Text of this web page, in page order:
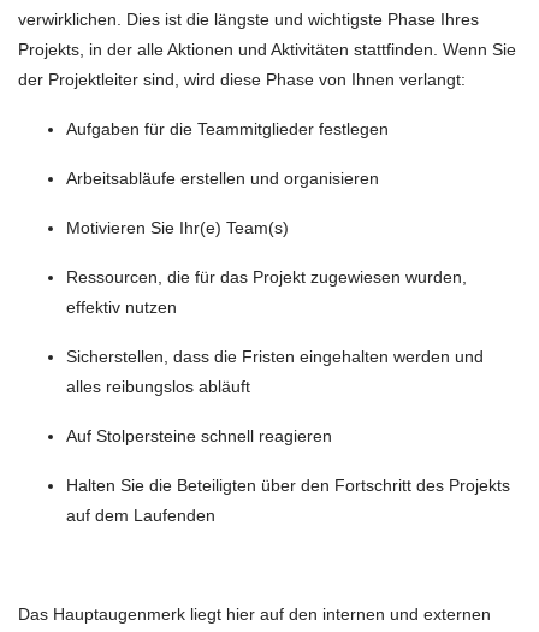
verwirklichen. Dies ist die längste und wichtigste Phase Ihres
Projekts, in der alle Aktionen und Aktivitäten stattfinden. Wenn Sie
der Projektleiter sind, wird diese Phase von Ihnen verlangt:
Aufgaben für die Teammitglieder festlegen
Arbeitsabläufe erstellen und organisieren
Motivieren Sie Ihr(e) Team(s)
Ressourcen, die für das Projekt zugewiesen wurden,
effektiv nutzen
Sicherstellen, dass die Fristen eingehalten werden und
alles reibungslos abläuft
Auf Stolpersteine schnell reagieren
Halten Sie die Beteiligten über den Fortschritt des Projekts
auf dem Laufenden
Das Hauptaugenmerk liegt hier auf den internen und externen